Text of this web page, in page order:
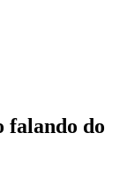
falando do